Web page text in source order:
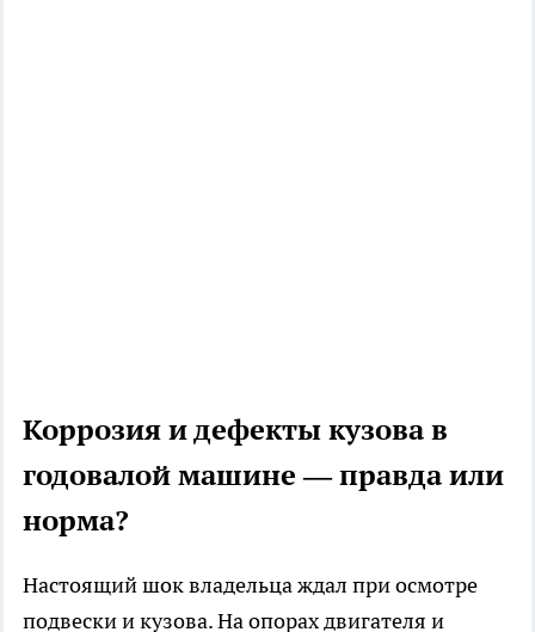
Коррозия и дефекты кузова в
годовалой машине — правда или
норма?
Настоящий шок владельца ждал при осмотре
подвески и кузова. На опорах двигателя и